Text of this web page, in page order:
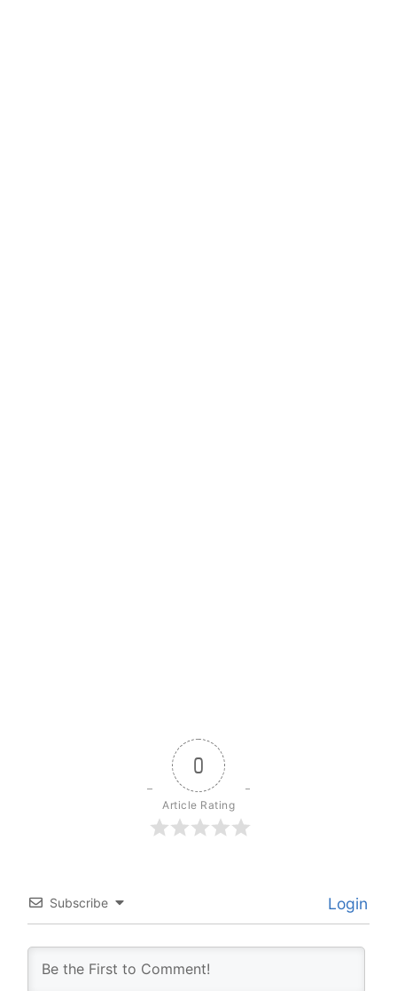
0
Article Rating
Subscribe Login